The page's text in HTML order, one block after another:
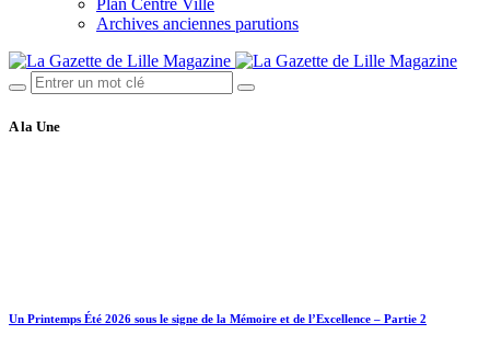
Plan Centre Ville
Archives anciennes parutions
A la Une
Un Printemps Été 2026 sous le signe de la Mémoire et de l’Excellence – Partie 2